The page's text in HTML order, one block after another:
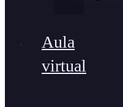
Aula
virtual